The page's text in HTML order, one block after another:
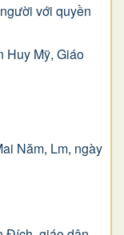
với quyền
Huy Mỹ, Giáo
Năm, Lm, ngày